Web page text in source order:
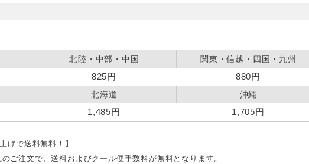
北陸・中部・中国 関東・信越・四国・九州
825円 880円
北海道 沖縄
1,485円 1,705円
げで送料無料！】
ご注文で、送料およびクール便手数料が無料となります。